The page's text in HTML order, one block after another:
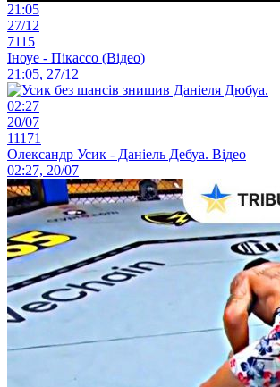
21:05
27/12
7115
Іноуе - Пікассо (Відео)
21:05, 27/12
02:27
20/07
11171
Олександр Усик - Даніель Дебуа. Відео
02:27, 20/07